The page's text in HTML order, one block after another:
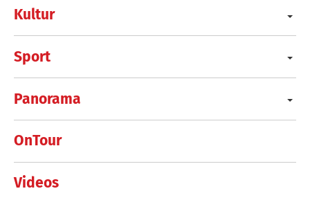
Kultur
Sport
Panorama
OnTour
Videos